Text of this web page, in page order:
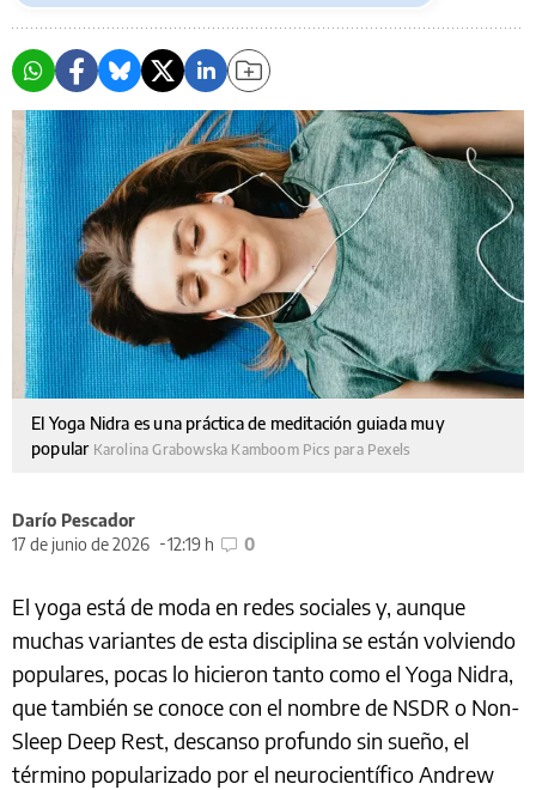
El Yoga Nidra es una práctica de meditación guiada muy
popular Karolina Grabowska Kamboom Pics para Pexels
Darío Pescador
17 de junio de 2026
12:19 h 0
El yoga está de moda en redes sociales y, aunque
muchas variantes de esta disciplina se están volviendo
populares, pocas lo hicieron tanto como el Yoga Nidra,
que también se conoce con el nombre de NSDR o Non-
Sleep Deep Rest, descanso profundo sin sueño, el
término popularizado por el neurocientífico Andrew